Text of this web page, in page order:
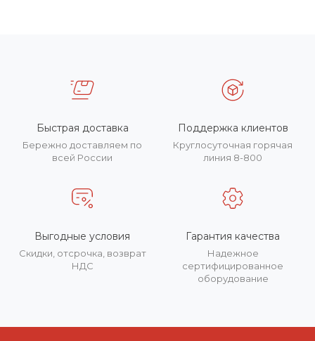
Быстрая доставка
Бережно доставляем по
всей России
Поддержка клиентов
Круглосуточная горячая
линия 8-800
Выгодные условия
Скидки, отсрочка, возврат
НДС
Гарантия качества
Надежное
сертифицированное
оборудование